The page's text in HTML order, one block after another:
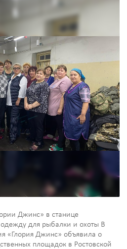
Джинс» в станице
одежду для рыбалки и охоты В
«Глория Джинс» объявила о
площадок в Ростовской